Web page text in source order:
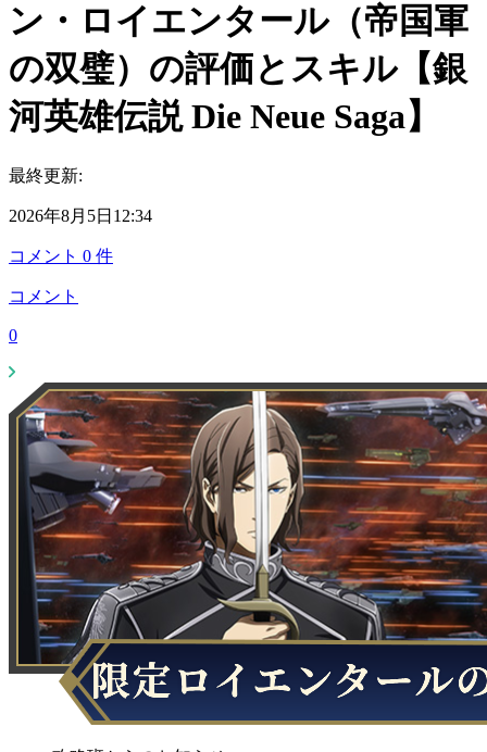
ン・ロイエンタール（帝国軍
の双璧）の評価とスキル【銀
河英雄伝説 Die Neue Saga】
最終更新:
2026年8月5日12:34
コメント 0 件
コメント
0